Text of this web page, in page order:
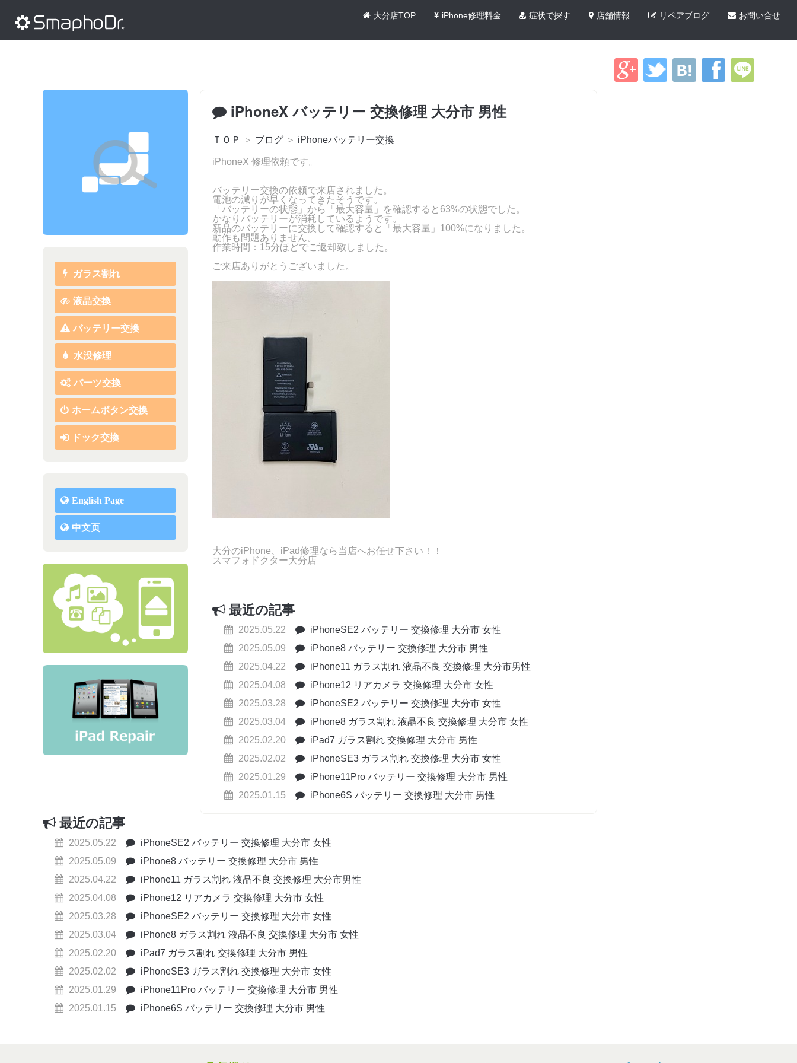
大分店TOP iPhone修理料金 症状で探す 店舗情報 リペアブログ お問い合せ
ガラス割れ
液晶交換
バッテリー交換
水没修理
パーツ交換
ホームボタン交換
ドック交換
English Page
中文页
iPhoneX バッテリー 交換修理 大分市 男性
ＴＯＰ ＞ ブログ ＞ iPhoneバッテリー交換
iPhoneX 修理依頼です。
バッテリー交換の依頼で来店されました。
電池の減りが早くなってきたそうです。
「バッテリーの状態」から「最大容量」を確認すると63%の状態でした。
かなりバッテリーが消耗しているようです。
新品のバッテリーに交換して確認すると「最大容量」100%になりました。
動作も問題ありません。
作業時間：15分ほどでご返却致しました。
ご来店ありがとうございました。
大分のiPhone、iPad修理なら当店へお任せ下さい！！
スマフォドクター大分店
最近の記事
2025.05.22
iPhoneSE2 バッテリー 交換修理 大分市 女性
2025.05.09
iPhone8 バッテリー 交換修理 大分市 男性
2025.04.22
iPhone11 ガラス割れ 液晶不良 交換修理 大分市男性
2025.04.08
iPhone12 リアカメラ 交換修理 大分市 女性
2025.03.28
iPhoneSE2 バッテリー 交換修理 大分市 女性
2025.03.04
iPhone8 ガラス割れ 液晶不良 交換修理 大分市 女性
2025.02.20
iPad7 ガラス割れ 交換修理 大分市 男性
2025.02.02
iPhoneSE3 ガラス割れ 交換修理 大分市 女性
2025.01.29
iPhone11Pro バッテリー 交換修理 大分市 男性
2025.01.15
iPhone6S バッテリー 交換修理 大分市 男性
最近の記事
2025.05.22
iPhoneSE2 バッテリー 交換修理 大分市 女性
2025.05.09
iPhone8 バッテリー 交換修理 大分市 男性
2025.04.22
iPhone11 ガラス割れ 液晶不良 交換修理 大分市男性
2025.04.08
iPhone12 リアカメラ 交換修理 大分市 女性
2025.03.28
iPhoneSE2 バッテリー 交換修理 大分市 女性
2025.03.04
iPhone8 ガラス割れ 液晶不良 交換修理 大分市 女性
2025.02.20
iPad7 ガラス割れ 交換修理 大分市 男性
2025.02.02
iPhoneSE3 ガラス割れ 交換修理 大分市 女性
2025.01.29
iPhone11Pro バッテリー 交換修理 大分市 男性
2025.01.15
iPhone6S バッテリー 交換修理 大分市 男性